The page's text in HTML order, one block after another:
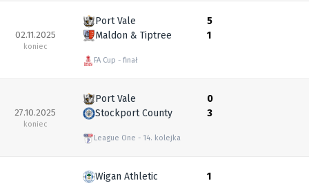
02.11.2025
koniec
Port Vale
Maldon & Tiptree
FA Cup finał
5
1
27.10.2025
koniec
Port Vale
Stockport County
League One 14. kolejka
0
3
Wigan Athletic
1